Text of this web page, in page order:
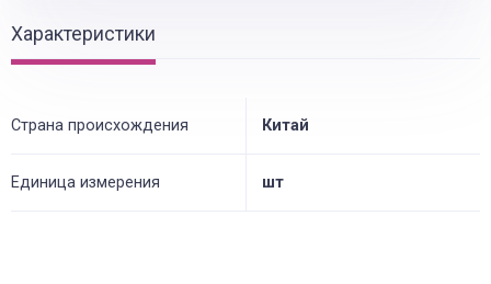
Характеристики
Страна происхождения Китай
Единица измерения шт